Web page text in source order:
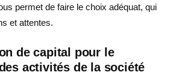
permet de faire le choix adéquat, qui
et attentes.
de capital pour le
activités de la société